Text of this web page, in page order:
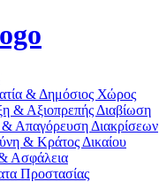
& Δημόσιος Χώρος
& Αξιοπρεπής Διαβίωση
& Απαγόρευση Διακρίσεων
& Κράτος Δικαίου
Ασφάλεια
Προστασίας